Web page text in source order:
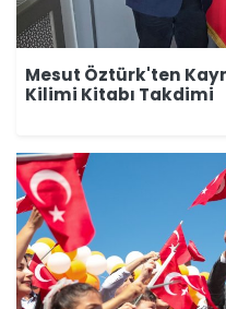
Mesut Öztürk'ten
Kilimi Kitabı Takdimi